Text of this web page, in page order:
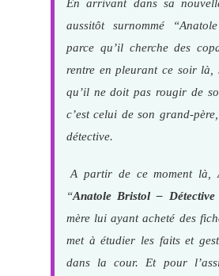
En arrivant dans sa
aussitôt surnommé
parce qu’il cherche des
rentre en pleurant ce soir là,
qu’il ne doit pas rougir de
c’est celui de son grand-
détective.
A partir de ce moment là,
“Anatole Bristol – Détective
mère lui ayant acheté des
met à étudier les faits et
dans la cour. Et pour